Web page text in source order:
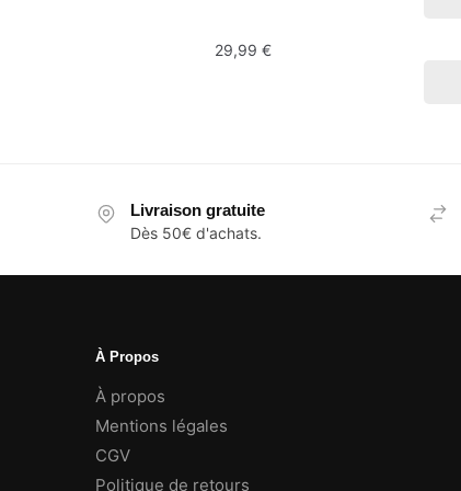
29,99 €
Livraison gratuite
Dès 50€ d'achats.
À Propos
À propos
Mentions légales
CGV
Politique de retours